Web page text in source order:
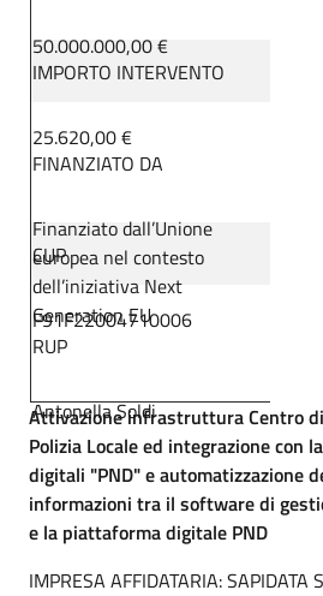
50.000.000,00 €
IMPORTO INTERVENTO
25.620,00 €
FINANZIATO DA
Finanziato dall’Unione
europea nel contesto
dell’iniziativa Next
Generation EU
CUP
F91F22004710006
RUP
Antonella Soldi
Attivazione infrastruttura Centro
Polizia Locale ed integrazione con
digitali "PND" e automatizzazione
informazioni tra il software di
e la piattaforma digitale PND
IMPRESA AFFIDATARIA: SAPIDATA